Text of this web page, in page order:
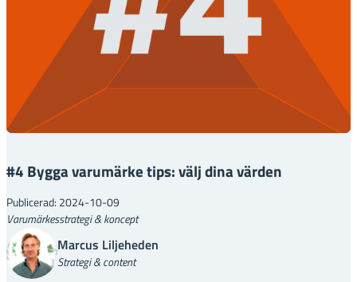
#4 Bygga varumärke tips: välj dina värden
Publicerad: 2024-10-09
Varumärkesstrategi & koncept
Marcus Liljeheden
Strategi & content